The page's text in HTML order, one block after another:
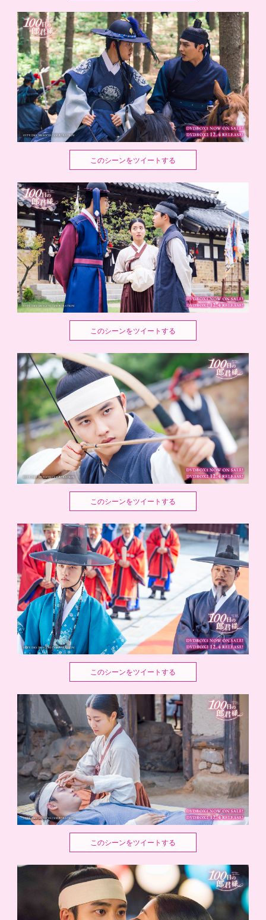
このシーンをツイートする
このシーンをツイートする
このシーンをツイートする
このシーンをツイートする
このシーンをツイートする